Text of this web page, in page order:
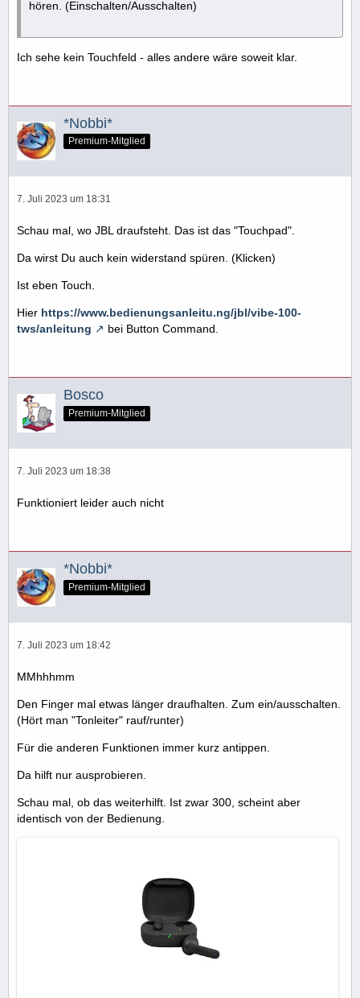
hören. (Einschalten/Ausschalten)
Ich sehe kein Touchfeld - alles andere wäre soweit klar.
*Nobbi*
Premium-Mitglied
7. Juli 2023 um 18:31
Schau mal, wo JBL draufsteht. Das ist das "Touchpad".
Da wirst Du auch kein widerstand spüren. (Klicken)
Ist eben Touch.
Hier https://www.bedienungsanleitu.ng/jbl/vibe-100-
tws/anleitung
bei Button Command.
Bosco
Premium-Mitglied
7. Juli 2023 um 18:38
Funktioniert leider auch nicht
*Nobbi*
Premium-Mitglied
7. Juli 2023 um 18:42
MMhhhmm
Den Finger mal etwas länger draufhalten. Zum ein/ausschalten.
(Hört man "Tonleiter" rauf/runter)
Für die anderen Funktionen immer kurz antippen.
Da hilft nur ausprobieren.
Schau mal, ob das weiterhilft. Ist zwar 300, scheint aber
identisch von der Bedienung.